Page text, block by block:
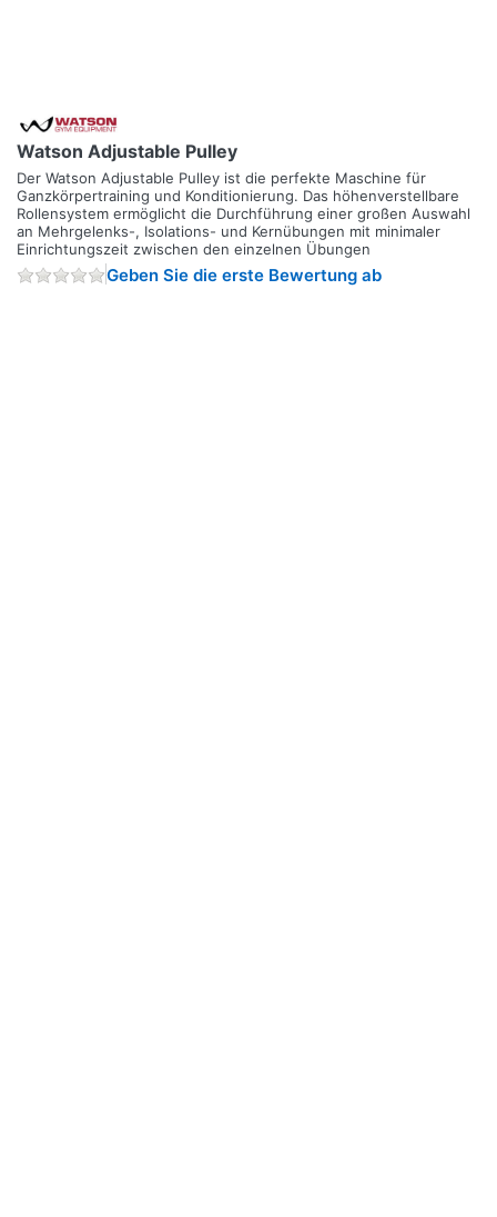
Watson Adjustable Pulley
Der Watson Adjustable Pulley ist die perfekte Maschine für
Ganzkörpertraining und Konditionierung. Das höhenverstellbare
Rollensystem ermöglicht die Durchführung einer großen Auswahl
an Mehrgelenks-, Isolations- und Kernübungen mit minimaler
Einrichtungszeit zwischen den einzelnen Übungen
Geben Sie die erste Bewertung ab